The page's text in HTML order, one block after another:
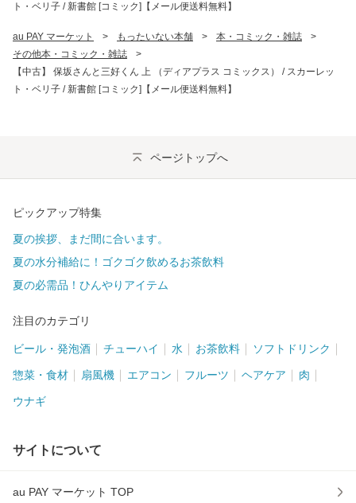
ト・ベリ子 / 新書館 [コミック]【メール便送料無料】
au PAY マーケット > もったいない本舗 > 本・コミック・雑誌
>
その他本・コミック・雑誌
>
【中古】 保坂さんと三好くん 上 （ディアプラス コミックス） / スカーレッ
ト・ベリ子 / 新書館 [コミック]【メール便送料無料】
ページトップへ
ピックアップ特集
夏の挨拶、まだ間に合います。
夏の水分補給に！ゴクゴク飲めるお茶飲料
夏の必需品！ひんやりアイテム
注目のカテゴリ
ビール・発泡酒 チューハイ 水 お茶飲料 ソフトドリンク
惣菜・食材 扇風機 エアコン フルーツ ヘアケア 肉
ウナギ
サイトについて
au PAY マーケット TOP